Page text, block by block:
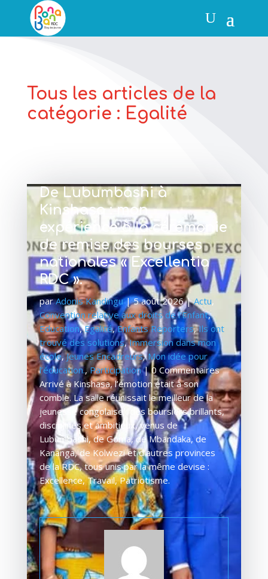
Tous les articles de la
catégorie : Egalité
De Lubumbashi à
Kinshasa : mon
expérience à la cérémonie
de remise des bourses
nationales « Excellentia
RDC ».
parAdonis Kandingu|5 août 2026|Actu,
Convention relative aux droits de l'Enfant,
Education,Egalité,Enfants Reporters,Ils ont
trouvé des solutions,Immersion dans mon
école,Jeunes Encadreurs,Mon idée pour
l’éducation.,Participation| 0 Commentaires
Arrivé à Kinshasa, l’émotion était à son
comble. La salle réunissait le meilleur de la
jeunesse congolaise : des boursiers brillants,
disciplinés et ambitieux, venus de
Lubumbashi, de Goma, de Mbandaka, de
Kananga, de Kolwezi et d’autres provinces
de la RDC, tous unis par la même devise :
Excellence, Travail, Patriotisme.